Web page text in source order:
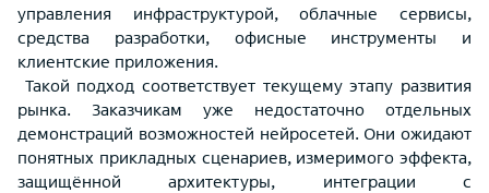
управления инфраструктурой, облачные сервисы,
средства разработки, офисные инструменты и
клиентские приложения.
Такой подход соответствует текущему этапу развития
рынка. Заказчикам уже недостаточно отдельных
демонстраций возможностей нейросетей. Они ожидают
понятных прикладных сценариев, измеримого эффекта,
защищённой архитектуры, интеграции с